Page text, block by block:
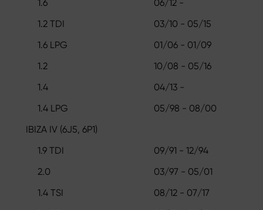
1.6
06/12 -
1.2 TDI
03/10 - 05/15
1.6 LPG
01/06 - 01/09
1.2
10/08 - 05/16
1.4
04/13 -
1.4 LPG
05/98 - 08/00
IBIZA IV (6J5, 6P1)
1.9 TDI
09/91 - 12/94
2.0
03/97 - 05/01
1.4 TSI
08/12 - 07/17